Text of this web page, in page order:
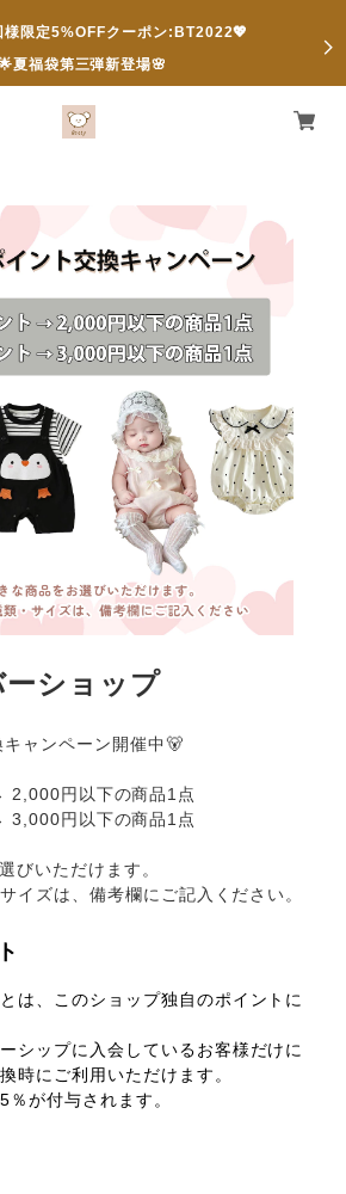
限定5%OFFクーポン:BT2022💖
夏福袋第三弾新登場🌸
ショップ
ャンペーン開催中🐻
円以下の商品1点
円以下の商品1点
びいただけます。
イズは、備考欄にご記入ください。
は、このショップ独自のポイントに
シップに入会しているお客様だけに
時にご利用いただけます。
が付与されます。